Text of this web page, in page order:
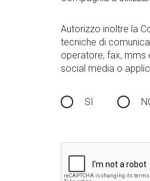
Autorizzo inoltre la
tecniche di
operatore, fax, mms
social media o
SI